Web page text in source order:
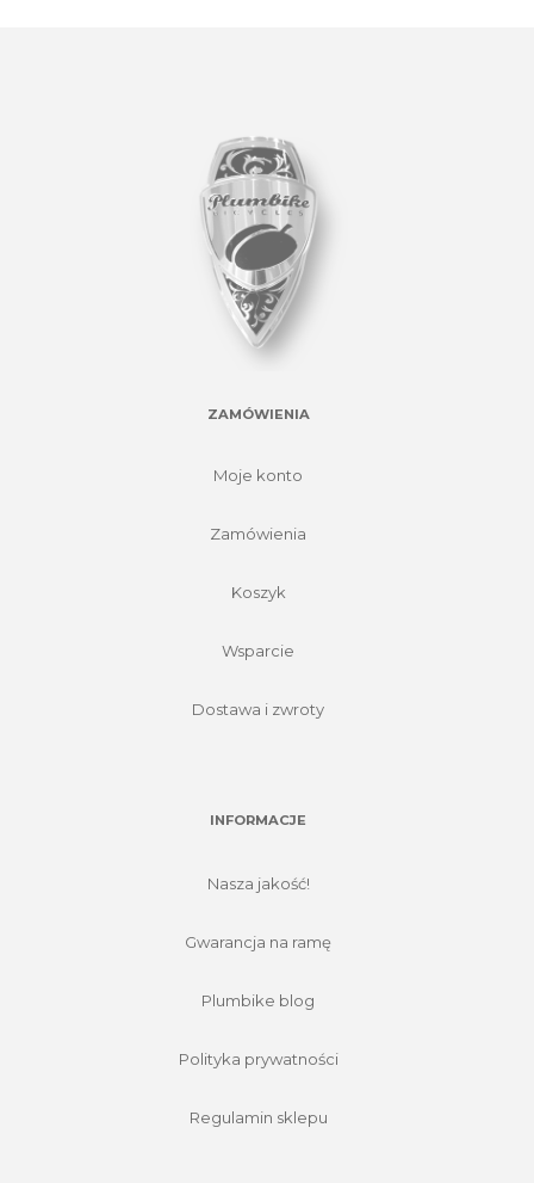
ZAMÓWIENIA
Moje konto
Zamówienia
Koszyk
Wsparcie
Dostawa i zwroty
INFORMACJE
Nasza jakość!
Gwarancja na ramę
Plumbike blog
Polityka prywatności
Regulamin sklepu